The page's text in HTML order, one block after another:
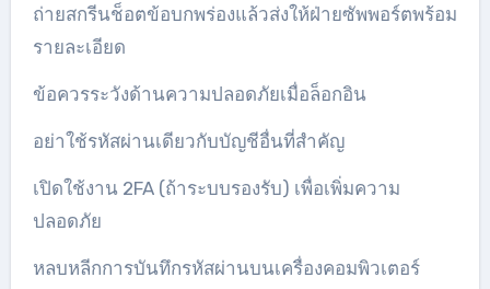
ถ่ายสกรีนช็อตข้อบกพร่องแล้วส่งให้ฝ่ายซัพพอร์ตพร้อม
รายละเอียด
ข้อควรระวังด้านความปลอดภัยเมื่อล็อกอิน
อย่าใช้รหัสผ่านเดียวกับบัญชีอื่นที่สำคัญ
เปิดใช้งาน 2FA (ถ้าระบบรองรับ) เพื่อเพิ่มความ
ปลอดภัย
หลบหลีกการบันทึกรหัสผ่านบนเครื่องคอมพิวเตอร์